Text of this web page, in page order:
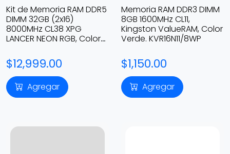
Kit de Memoria RAM DDR5
DIMM 32GB (2x16)
8000MHz CL38 XPG
LANCER NEON RGB, Color
DCLANRSG
$12,999.00
Agregar
Memoria RAM DDR3 DIMM
8GB 1600MHz CL11,
Kingston ValueRAM, Color
Verde. KVR16N11/8WP
$1,150.00
Agregar